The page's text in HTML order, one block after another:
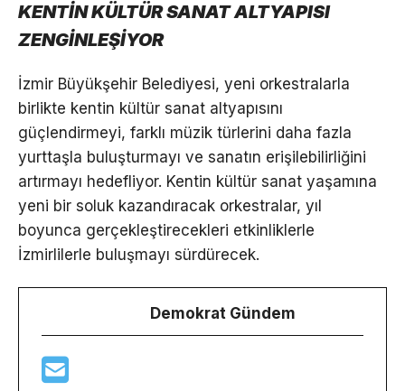
KENTİN KÜLTÜR SANAT ALTYAPISI
ZENGİNLEŞİYOR
İzmir Büyükşehir Belediyesi, yeni orkestralarla
birlikte kentin kültür sanat altyapısını
güçlendirmeyi, farklı müzik türlerini daha fazla
yurttaşla buluşturmayı ve sanatın erişilebilirliğini
artırmayı hedefliyor. Kentin kültür sanat yaşamına
yeni bir soluk kazandıracak orkestralar, yıl
boyunca gerçekleştirecekleri etkinliklerle
İzmirlilerle buluşmayı sürdürecek.
Demokrat Gündem